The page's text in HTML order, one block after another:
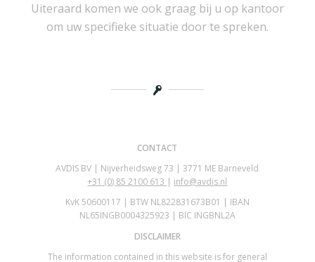
Uiteraard komen we ook graag bij u op kantoor
om uw specifieke situatie door te spreken.
CONTACT
AVDIS BV | Nijverheidsweg 73 | 3771 ME Barneveld
+31 (0) 85 2100 613 | info@avdis.nl
KvK 50600117 | BTW NL822831673B01 | IBAN
NL65INGB0004325923 | BIC INGBNL2A
DISCLAIMER
The information contained in this website is for general